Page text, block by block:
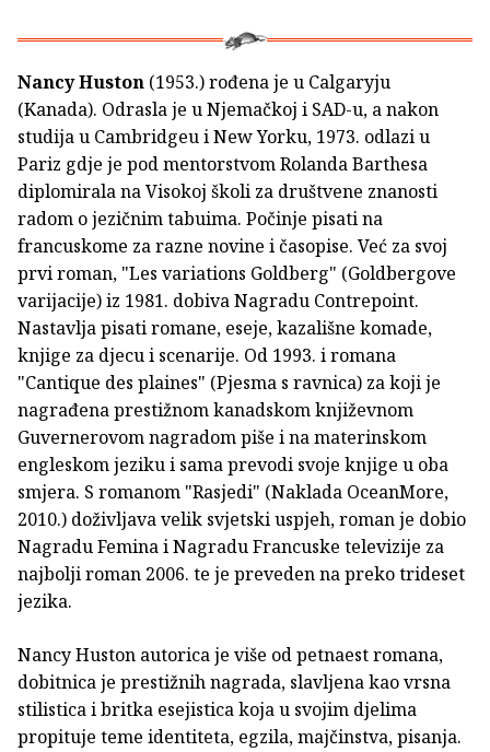
Nancy Huston (1953.) rođena je u Calgaryju
(Kanada). Odrasla je u Njemačkoj i SAD-u, a nakon
studija u Cambridgeu i New Yorku, 1973. odlazi u
Pariz gdje je pod mentorstvom Rolanda Barthesa
diplomirala na Visokoj školi za društvene znanosti
radom o jezičnim tabuima. Počinje pisati na
francuskome za razne novine i časopise. Već za svoj
prvi roman, "Les variations Goldberg" (Goldbergove
varijacije) iz 1981. dobiva Nagradu Contrepoint.
Nastavlja pisati romane, eseje, kazališne komade,
knjige za djecu i scenarije. Od 1993. i romana
"Cantique des plaines" (Pjesma s ravnica) za koji je
nagrađena prestižnom kanadskom književnom
Guvernerovom nagradom piše i na materinskom
engleskom jeziku i sama prevodi svoje knjige u oba
smjera. S romanom "Rasjedi" (Naklada OceanMore,
2010.) doživljava velik svjetski uspjeh, roman je dobio
Nagradu Femina i Nagradu Francuske televizije za
najbolji roman 2006. te je preveden na preko trideset
jezika.
Nancy Huston autorica je više od petnaest romana,
dobitnica je prestižnih nagrada, slavljena kao vrsna
stilistica i britka esejistica koja u svojim djelima
propituje teme identiteta, egzila, majčinstva, pisanja.